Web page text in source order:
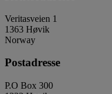
Veritasveien 1
1363 Høvik
Norway
Postadresse
P.O Box 300